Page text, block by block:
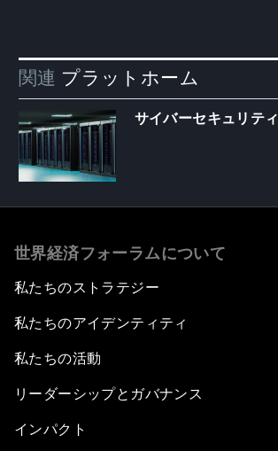
関連 プラットホーム
サイバーセキュリティ
世界経済フォーラムについて
私たちのストラテジー
私たちのアイデンティティ
私たちの活動
リーダーシップとガバナンス
インパクト